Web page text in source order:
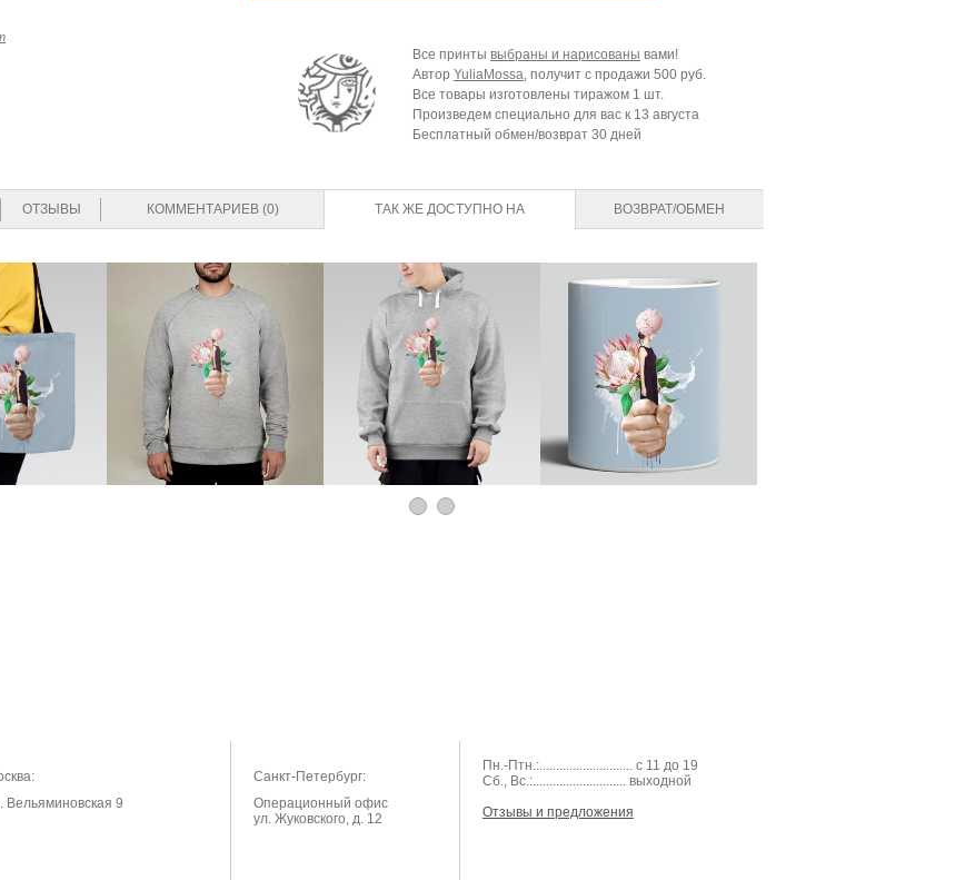
Все принты выбраны и нарисованы вами!
Автор YuliaMossa, получит с продажи 500 руб.
Все товары изготовлены тиражом 1 шт.
Произведем специально для вас к 13 августа
Бесплатный обмен/возврат 30 дней
ОТЗЫВЫ КОММЕНТАРИЕВ (0) ТАК ЖЕ ДОСТУПНО НА ВОЗВРАТ/ОБМЕН
Вельяминовская 9
Санкт-Петербург:
Операционный офис
ул. Жуковского, д. 12
Пн.-Птн.:............................ с 11 до 19
Cб., Вс.:............................ выходной
Отзывы и предложения